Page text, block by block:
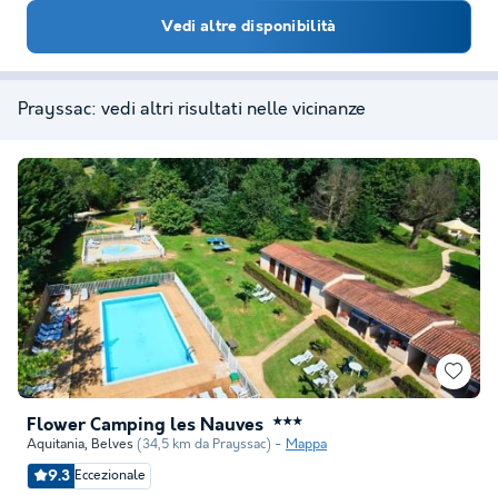
Vedi altre disponibilità
Prayssac: vedi altri risultati nelle vicinanze
Flower Camping les Nauves ★★★
Aquitania, Belves (34,5 km da Prayssac) Mappa
9.3 Eccezionale